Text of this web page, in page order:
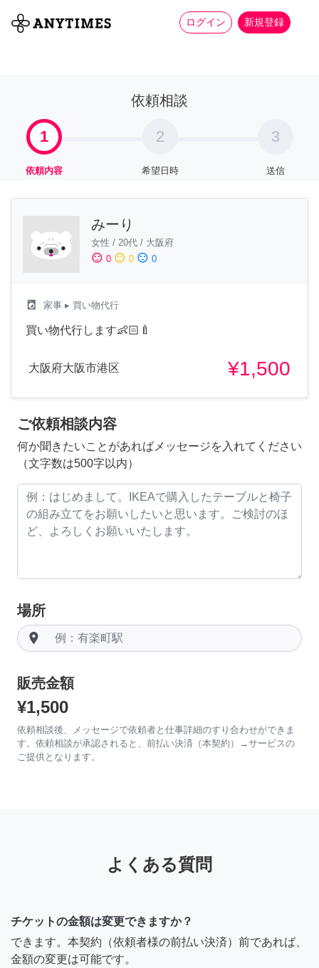
ログイン 新規登録
全て 家事 more_horiz
依頼相談
1
依頼内容
2
希望日時
3
送信
みーり
女性 / 20代 / 大阪府
sentiment_satisfied 0 sentiment_neutral 0 sentiment_dissatisfied 0
local_laundry_service 家事 ▸ 買い物代行
買い物代行します👶🏻🍼
大阪府大阪市港区 ¥1,500
ご依頼相談内容
何か聞きたいことがあればメッセージを入れてください
（文字数は500字以内）
場所
room
販売金額
¥1,500
依頼相談後、メッセージで依頼者と仕事詳細のすり合わせができま
す。依頼相談が承認されると、前払い決済（本契約）→サービスの
ご提供となります。
よくある質問
チケットの金額は変更できますか？
できます。本契約（依頼者様の前払い決済）前であれば、
金額の変更は可能です。